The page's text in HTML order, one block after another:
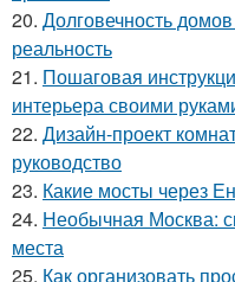
20. Долговечность
реальность
21. Пошаговая
интерьера своими
22. Дизайн-проект
руководство
23. Какие мосты через
24. Необычная Москва:
места
25. Как организовать